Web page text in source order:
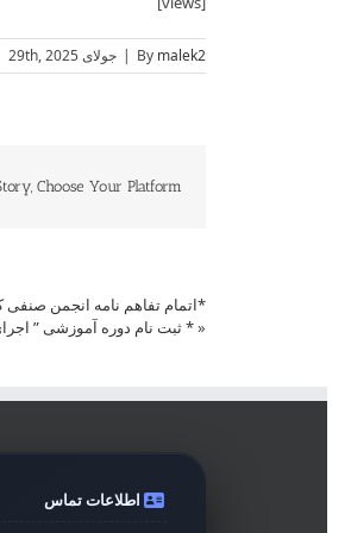
By malek2
| جولای 29th, 2025
Choose Your Platform!
*اتمام تفاهم نامه انجمن
«* ثبت نام دوره آموزشی ”
اطلاعات تماس